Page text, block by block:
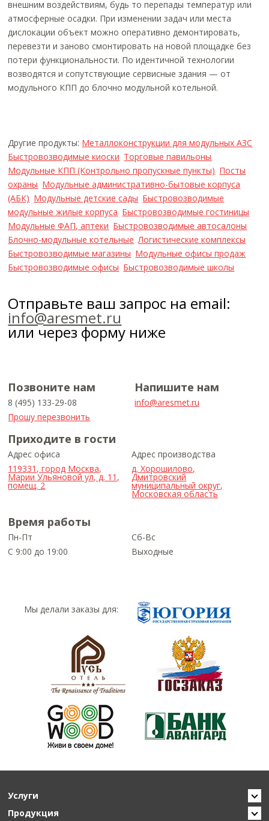
внешним воздействиям, будь то перепады температур или
атмосферные осадки. При изменении задач или места
дислокации объект можно оперативно демонтировать,
перевезти и заново смонтировать на новой площадке без
потери функциональности. По идентичной технологии
возводятся и сопутствующие сервисные здания — от
модульного КПП до блочно модульной котельной.
Другие продукты: Металлоконструкции для модульных АЗС
Быстровозводимые киоски Торговые павильоны
Модульные КПП (Контрольно пропускные пункты) Посты
охраны Модульные административно-бытовые корпуса
(АБК) Модульные детские сады Быстровозводимые
модульные жилые корпуса Быстровозводимые гостиницы
Модульные ФАП, аптеки Быстровозводимые автосалоны
Блочно-модульные котельные Логистические комплексы
Быстровозводимые магазины Модульные офисы продаж
Быстровозводимые офисы Быстровозводимые школы
Отправьте ваш запрос на email:
info@aresmet.ru
или через форму ниже
Позвоните нам
8 (495) 133-29-08
Прошу перезвонить
Напишите нам
info@aresmet.ru
Приходите в гости
Адрес офиса
119331, город Москва,
Марии Ульяновой ул, д. 11,
помещ. 2
Адрес производства
д. Хорошилово,
Дмитровский
муниципальный округ,
Московская область
Время работы
Пн-Пт
С 9:00 до 19:00
Сб-Вс
Выходные
Мы делали заказы для:
Услуги
Продукция